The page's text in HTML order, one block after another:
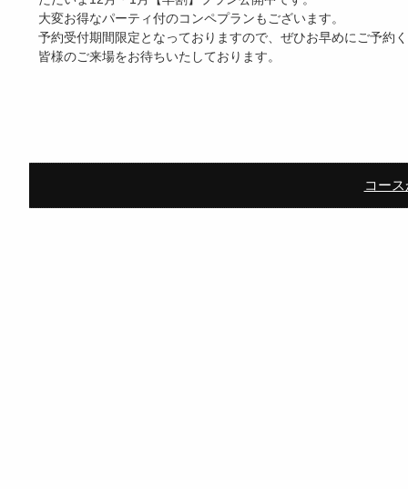
大変お得なパーティ付のコンペプランもございます。
予約受付期間限定となっておりますので、ぜひお早めにご予約
皆様のご来場をお待ちいたしております。
コー